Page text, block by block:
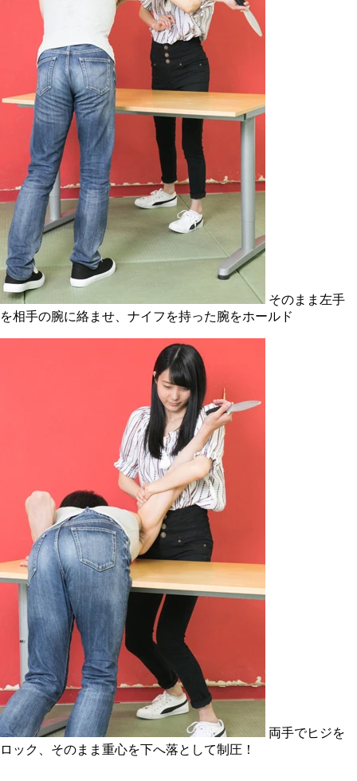
そのまま左手
を相手の腕に絡ませ、ナイフを持った腕をホールド
両手でヒジを
ロック、そのまま重心を下へ落として制圧！